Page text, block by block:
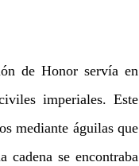
de Honor servía en
imperiales. Este
mediante águilas que
se encontraba